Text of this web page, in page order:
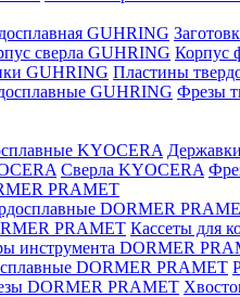
GUHRING
сверла GUHRING Корпус
GUHRING Пластины
GUHRING Фрезы
KYOCERA
Сверла KYOCERA
PRAMET
DORMER
PRAMET Кассеты для
инструмента DORMER
DORMER PRAMET
DORMER PRAMET